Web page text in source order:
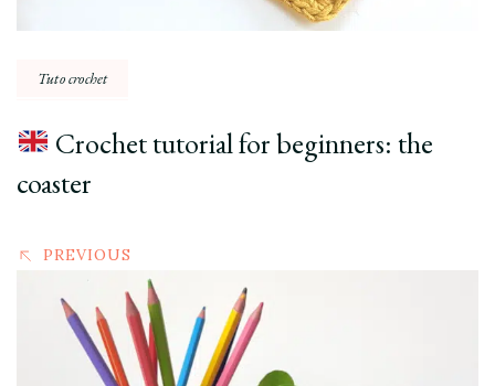
Tuto crochet
Crochet tutorial for beginners: the
coaster
PREVIOUS